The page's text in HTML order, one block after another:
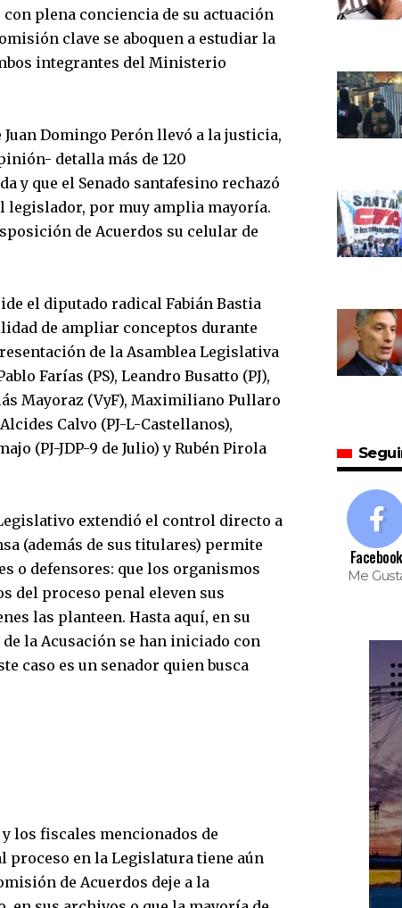
plena conciencia de su actuación
clave se aboquen a estudiar la
integrantes del Ministerio
Domingo Perón llevó a la justicia,
detalla más de 120
y que el Senado santafesino rechazó
legislador, por muy amplia mayoría.
de Acuerdos su celular de
el diputado radical Fabián Bastia
de ampliar conceptos durante
de la Asamblea Legislativa
Farías (PS), Leandro Busatto (PJ),
Mayoraz (VyF), Maximiliano Pullaro
Calvo (PJ-L-Castellanos),
(PJ-JDP-9 de Julio) y Rubén Pirola
extendió el control directo a
(además de sus titulares) permite
o defensores: que los organismos
del proceso penal eleven sus
las planteen. Hasta aquí, en su
la Acusación se han iniciado con
caso es un senador quien busca
los fiscales mencionados de
proceso en la Legislatura tiene aún
de Acuerdos deje a la
Facebook
Me